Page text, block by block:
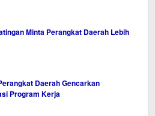
Minta Perangkat Daerah Lebih
Daerah Gencarkan
Program Kerja